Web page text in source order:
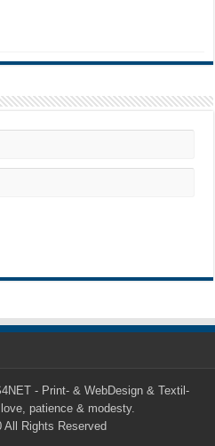
- Print- & WebDesign & Textil-
patience & modesty.
All Rights Reserved